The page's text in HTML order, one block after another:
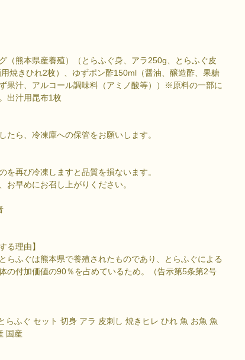
（熊本県産養殖）（とらふぐ身、アラ250g、とらふぐ皮
焼きひれ2枚）、ゆずポン酢150ml（醤油、醸造酢、果糖
果汁、アルコール調味料（アミノ酸等））※原料の一部に
出汁用昆布1枚
たら、冷凍庫への保管をお願いします。
を再び冷凍しますと品質を損ないます。
お早めにお召し上がりください。
る理由】
らふぐは熊本県で養殖されたものであり、とらふぐによる
の付加価値の90％を占めているため。（告示第5条第2号
らふぐ セット 切身 アラ 皮刺し 焼きヒレ ひれ 魚 お魚 魚
国産